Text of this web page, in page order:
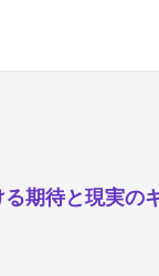
期待と現実の